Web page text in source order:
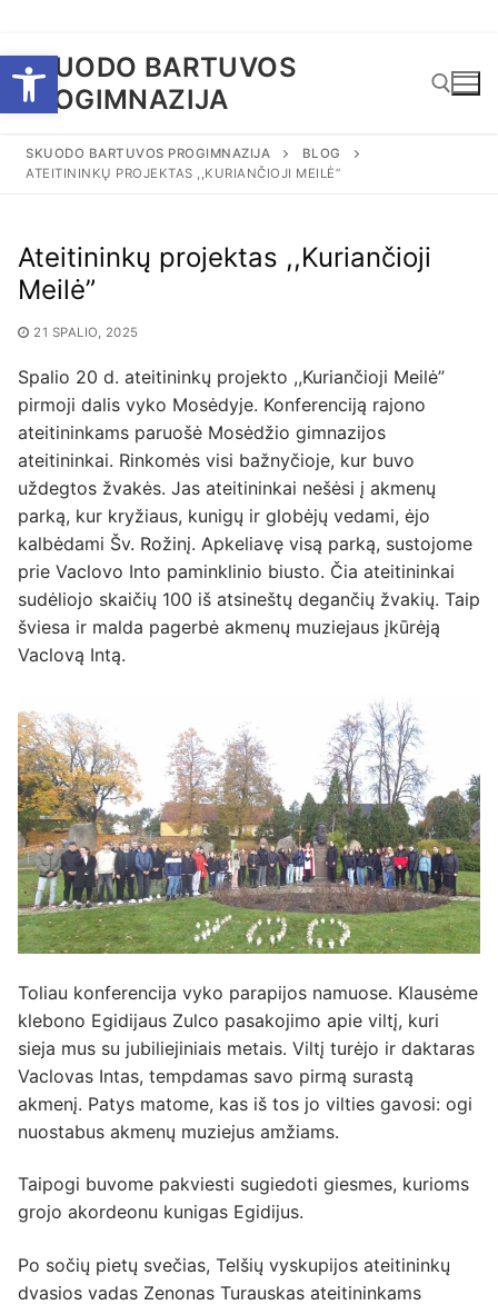
Open toolbar
prie
turinio
SKUODO BARTUVOS
PROGIMNAZIJA
Ieškoti:
SKUODO BARTUVOS PROGIMNAZIJA
BLOG
ATEITININKŲ PROJEKTAS ,,KURIANČIOJI MEILĖ”
Ateitininkų projektas ,,Kuriančioji
Meilė”
21 SPALIO, 2025
Spalio 20 d. ateitininkų projekto ,,Kuriančioji Meilė”
pirmoji dalis vyko Mosėdyje. Konferenciją rajono
ateitininkams paruošė Mosėdžio gimnazijos
ateitininkai. Rinkomės visi bažnyčioje, kur buvo
uždegtos žvakės. Jas ateitininkai nešėsi į akmenų
parką, kur kryžiaus, kunigų ir globėjų vedami, ėjo
kalbėdami Šv. Rožinį. Apkeliavę visą parką, sustojome
prie Vaclovo Into paminklinio biusto. Čia ateitininkai
sudėliojo skaičių 100 iš atsineštų degančių žvakių. Taip
šviesa ir malda pagerbė akmenų muziejaus įkūrėją
Vaclovą Intą.
Toliau konferencija vyko parapijos namuose. Klausėme
klebono Egidijaus Zulco pasakojimo apie viltį, kuri
sieja mus su jubiliejiniais metais. Viltį turėjo ir daktaras
Vaclovas Intas, tempdamas savo pirmą surastą
akmenį. Patys matome, kas iš tos jo vilties gavosi: ogi
nuostabus akmenų muziejus amžiams.
Taipogi buvome pakviesti sugiedoti giesmes, kurioms
grojo akordeonu kunigas Egidijus.
Po sočių pietų svečias, Telšių vyskupijos ateitininkų
dvasios vadas Zenonas Turauskas ateitininkams